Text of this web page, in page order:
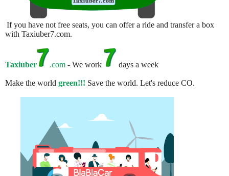
If you have not free seats, you can offer a ride and transfer a box
with Taxiuber7.com.
Taxiuber .com - We work days a week
Make the world green!!! Save the world. Let's reduce CO.